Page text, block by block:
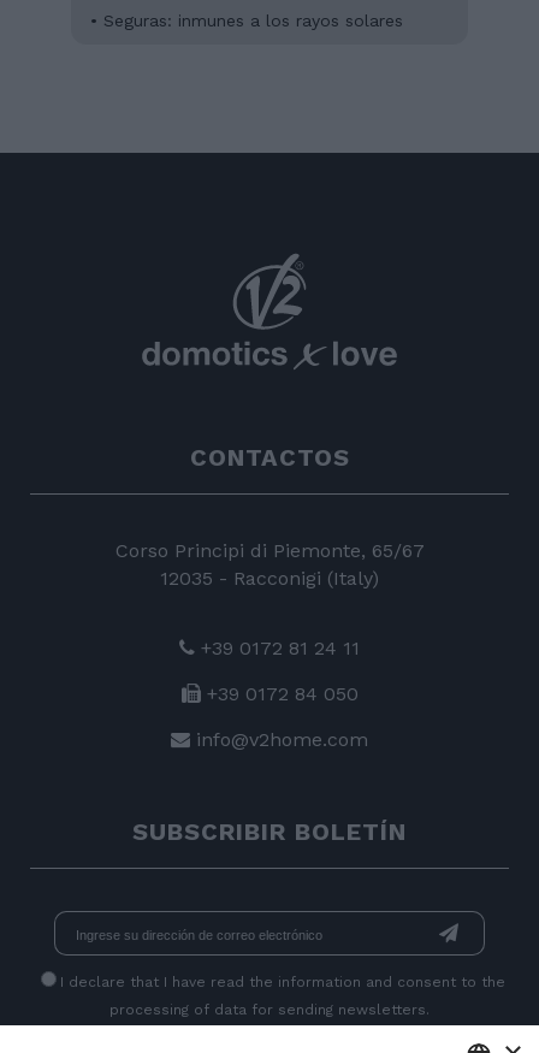
• Seguras: inmunes a los rayos solares
CONTACTOS
Corso Principi di Piemonte, 65/67
12035 - Racconigi (Italy)
+39 0172 81 24 11
+39 0172 84 050
info@v2home.com
SUBSCRIBIR BOLETÍN
I declare that I have read the information and consent to the
processing of data for sending newsletters.